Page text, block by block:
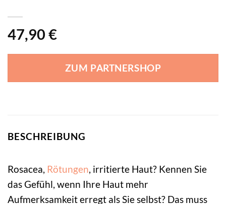
47,90 €
ZUM PARTNERSHOP
BESCHREIBUNG
Rosacea, Rötungen , irritierte Haut? Kennen Sie
das Gefühl, wenn Ihre Haut mehr
Aufmerksamkeit erregt als Sie selbst? Das muss